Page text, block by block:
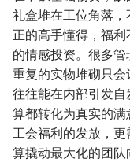
礼盒堆在工位角落
正的高手懂得，福
的情感投资。很多管
重复的实物堆砌只会
往往能在内部引发
算都转化为真实的满
工会福利的发放，
算撬动最大化的团队